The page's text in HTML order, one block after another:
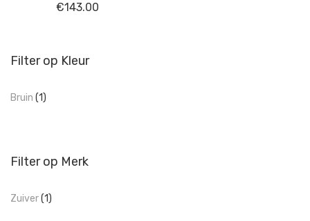
€143.00
Filter op Kleur
Bruin (1)
Filter op Merk
Zuiver(1)